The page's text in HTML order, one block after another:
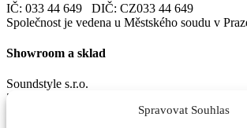
Spravovat Souhlas
IČ: 033 44 649 DIČ: CZ033 44 649
Společnost je vedena u Městského soudu v
Showroom a sklad
Soundstyle s.r.o.
Zašovská 750